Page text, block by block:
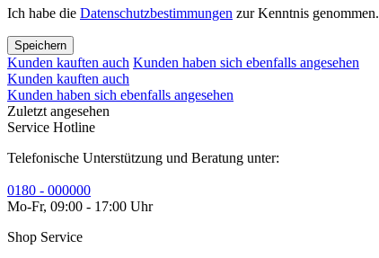
Ich habe die Datenschutzbestimmungen zur Kenntnis genommen.
Speichern
Kunden kauften auch Kunden haben sich ebenfalls angesehen
Kunden kauften auch
Kunden haben sich ebenfalls angesehen
Zuletzt angesehen
Service Hotline
Telefonische Unterstützung und Beratung unter:
0180 - 000000
Mo-Fr, 09:00 - 17:00 Uhr
Shop Service